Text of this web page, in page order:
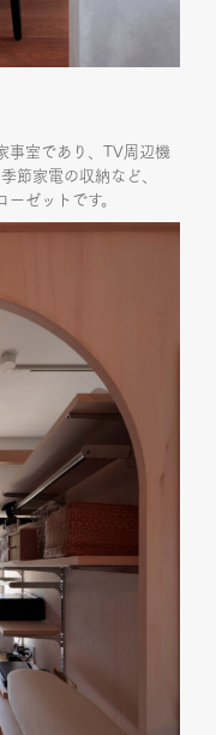
事室であり、TV周辺機
節家電の収納など、
ゼットです。